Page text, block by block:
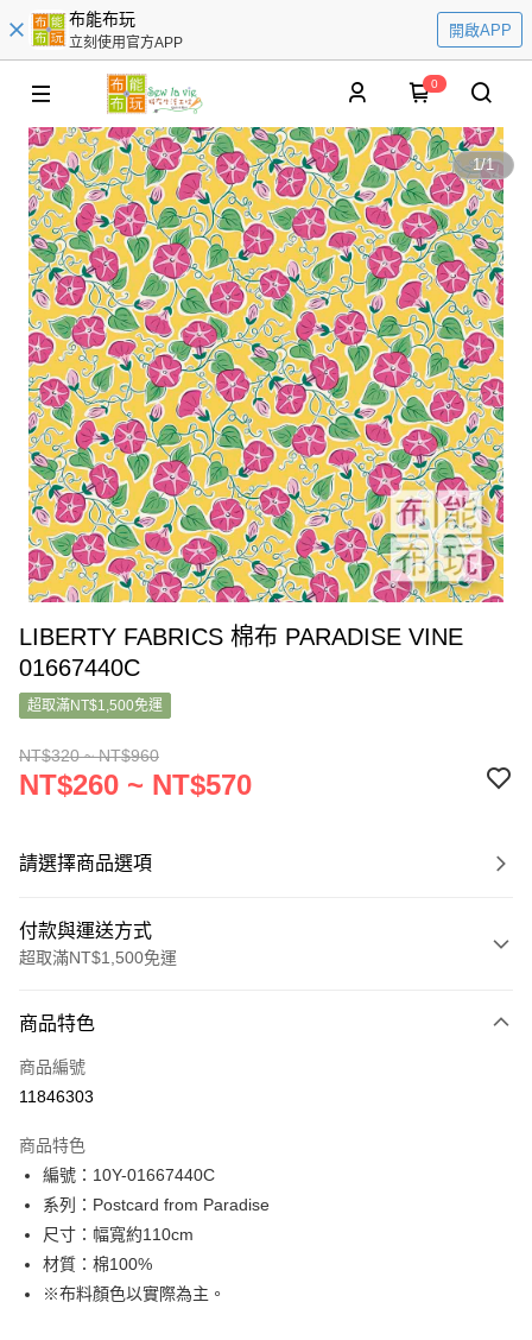
布能布玩
立刻使用官方APP
開啟APP
0
1/1
LIBERTY FABRICS 棉布 PARADISE VINE
01667440C
超取滿NT$1,500免運
NT$320 ~ NT$960
NT$260 ~ NT$570
請選擇商品選項
付款與運送方式
超取滿NT$1,500免運
信用卡一次付款
超商取貨付款
Apple Pay
街口支付
Google Pay
AFTEE先享後付
商品特色
商品編號
11846303
商品特色
編號：10Y-01667440C
系列：Postcard from Paradise
尺寸：幅寬約110cm
材質：棉100%
※布料顏色以實際為主。